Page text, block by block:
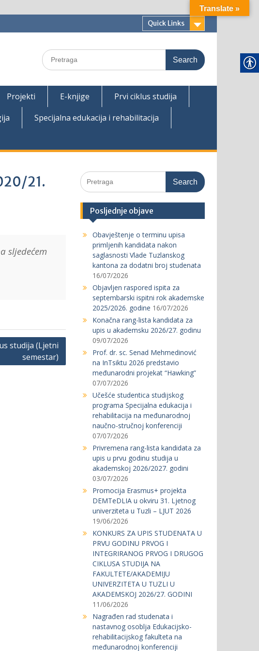
Quick Links
Search
for:
Projekti E-knjige
Prvi ciklus studija
Specijalna edukacija i rehabilitacija
21.
sljedećem
studija (Ljetni
semestar)
Search
for:
Posljednje objave
Obavještenje o terminu upisa
primljenih kandidata nakon
saglasnosti Vlade Tuzlanskog
kantona za dodatni broj studenata
16/07/2026
Objavljen raspored ispita za
septembarski ispitni rok akademske
2025/2026. godine 16/07/2026
Konačna rang-lista kandidata za
upis u akademsku 2026/27. godinu
09/07/2026
Prof. dr. sc. Senad Mehmedinović
na InTsiktu 2026 predstavio
međunarodni projekat “Hawking”
07/07/2026
Učešće studentica studijskog
programa Specijalna edukacija i
rehabilitacija na međunarodnoj
naučno-stručnoj konferenciji
07/07/2026
Privremena rang-lista kandidata za
upis u prvu godinu studija u
akademskoj 2026/2027. godini
03/07/2026
Promocija Erasmus+ projekta
DEMTeDLIA u okviru 31. Ljetnog
univerziteta u Tuzli – LJUT 2026
19/06/2026
KONKURS ZA UPIS STUDENATA U
PRVU GODINU PRVOG I
INTEGRIRANOG PRVOG I DRUGOG
CIKLUSA STUDIJA NA
FAKULTETE/AKADEMIJU
UNIVERZITETA U TUZLI U
AKADEMSKOJ 2026/27. GODINI
11/06/2026
Nagrađen rad studenata i
nastavnog osoblja Edukacijsko-
rehabilitacijskog fakulteta na
međunarodnoj konferenciji
Translate »